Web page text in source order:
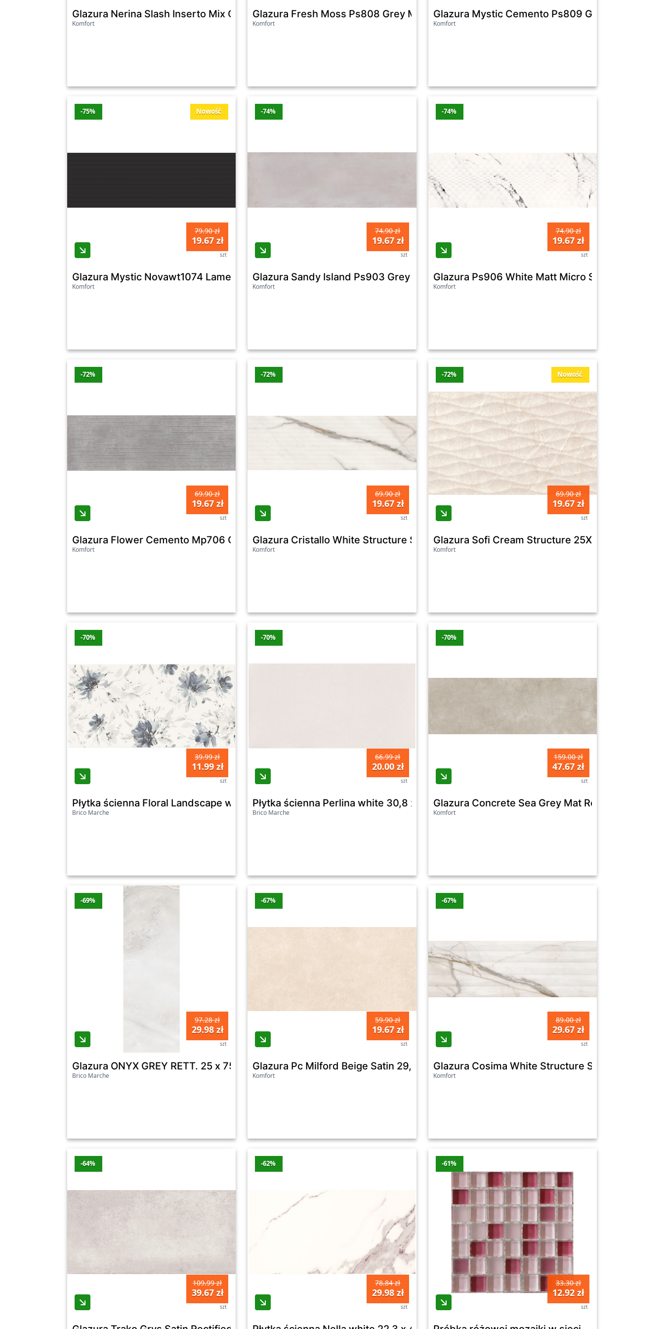
stylu i osobowości.
Glazura Nerina Slash Inserto Mix Colors Structure Micro Mat Rectified 29X89 Cersanit
Komfort
Glazura Fresh Moss Ps808 Grey Micro Structure Rectified 29,8X59,8 Cersanit
Komfort
Glazura Mystic Cemento Ps809 Grey Mat
Komfort
Nowość
-75%
79.90 zł
19.67 zł
szt
Glazura Mystic Novawt1074 Lamel Athracite Structure Satin Rectified 29X89 Cersanit
Komfort
-74%
74.90 zł
19.67 zł
szt
Glazura Sandy Island Ps903 Grey Mat Rectified 29X89 Cersanit
Komfort
-74%
74.90 zł
19.67 zł
szt
Glazura Ps906 White Matt Micro Structure
Komfort
-72%
69.90 zł
19.67 zł
szt
Glazura Flower Cemento Mp706 Grey Structure Mat Rectified 24X74 Cersanit
Komfort
-72%
69.90 zł
19.67 zł
szt
Glazura Cristallo White Structure Satin Rectified 24X74 Cersanit
Komfort
Nowość
-72%
69.90 zł
19.67 zł
szt
Glazura Sofi Cream Structure 25X40 Cersanit
Komfort
-70%
39.99 zł
11.99 zł
szt
Płytka ścienna Floral Landscape white inserto micro 29,8 x 59,8 cm G1
Brico Marche
-70%
66.99 zł
20.00 zł
szt
Płytka ścienna Perlina white 30,8 x 60,8 cm Gat.1
Brico Marche
-70%
159.00 zł
47.67 zł
szt
Glazura Concrete Sea Grey Mat Rectified
Komfort
-69%
97.28 zł
29.98 zł
szt
Glazura ONYX GREY RETT. 25 x 75 gat. I
Brico Marche
-67%
59.90 zł
19.67 zł
szt
Glazura Pc Milford Beige Satin 29,8X59,8
Komfort
-67%
89.00 zł
29.67 zł
szt
Glazura Cosima White Structure Satin Rectified
Komfort
-64%
109.99 zł
39.67 zł
szt
-62%
78.84 zł
29.98 zł
szt
-61%
33.30 zł
12.92 zł
szt